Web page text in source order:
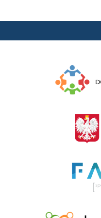
W tym dziale
administratorach
Publicznej